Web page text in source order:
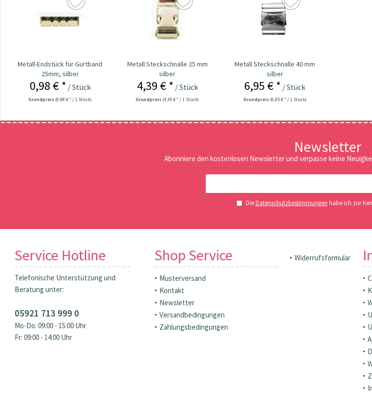
Metall-Endstück für Gurtband
25mm, silber
0,98 € * / Stück
Grundpreis (0,98 € * / 1 Stück)
Metall Steckschnalle 25 mm
silber
4,39 € * / Stück
Grundpreis (4,39 € * / 1 Stück)
Metall Steckschnalle 40 mm
silber
6,95 € * / Stück
Grundpreis (6,95 € * / 1 Stück)
Newsletter
Abonniere den kostenlosen Newsletter und verpasse keine
DieDatenschutzbestimmungen habe ich zur
Service Hotline
Telefonische Unterstützung und
Beratung unter:
05921 713 999 0
Mo-Do: 09:00 - 15:00 Uhr
Fr: 09:00 - 14:00 Uhr
Shop Service
Musterversand
Kontakt
Newsletter
Versandbedingungen
Zahlungsbedingungen
Widerrufsformular